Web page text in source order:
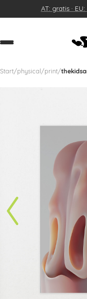
AT: gratis ·
Start/physical /print/